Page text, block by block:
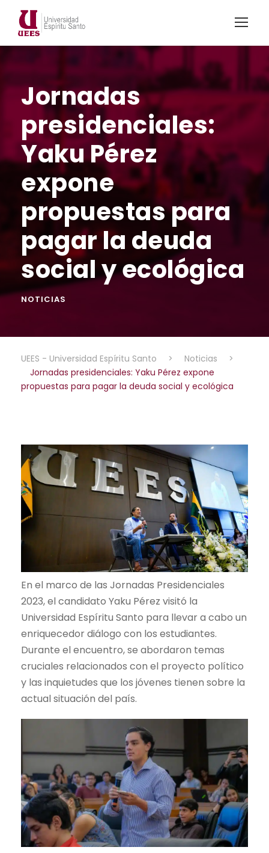
Jornadas
presidenciales:
Yaku Pérez
expone
propuestas para
pagar la deuda
social y ecológica
NOTICIAS
UEES - Universidad Espíritu Santo > Noticias
>
Jornadas presidenciales: Yaku Pérez expone
propuestas para pagar la deuda social y ecológica
En el marco de las Jornadas Presidenciales
2023, el candidato Yaku Pérez visitó la
Universidad Espíritu Santo para llevar a cabo un
enriquecedor diálogo con los estudiantes.
Durante el encuentro, se abordaron temas
cruciales relacionados con el proyecto político
y las inquietudes que los jóvenes tienen sobre la
actual situación del país.